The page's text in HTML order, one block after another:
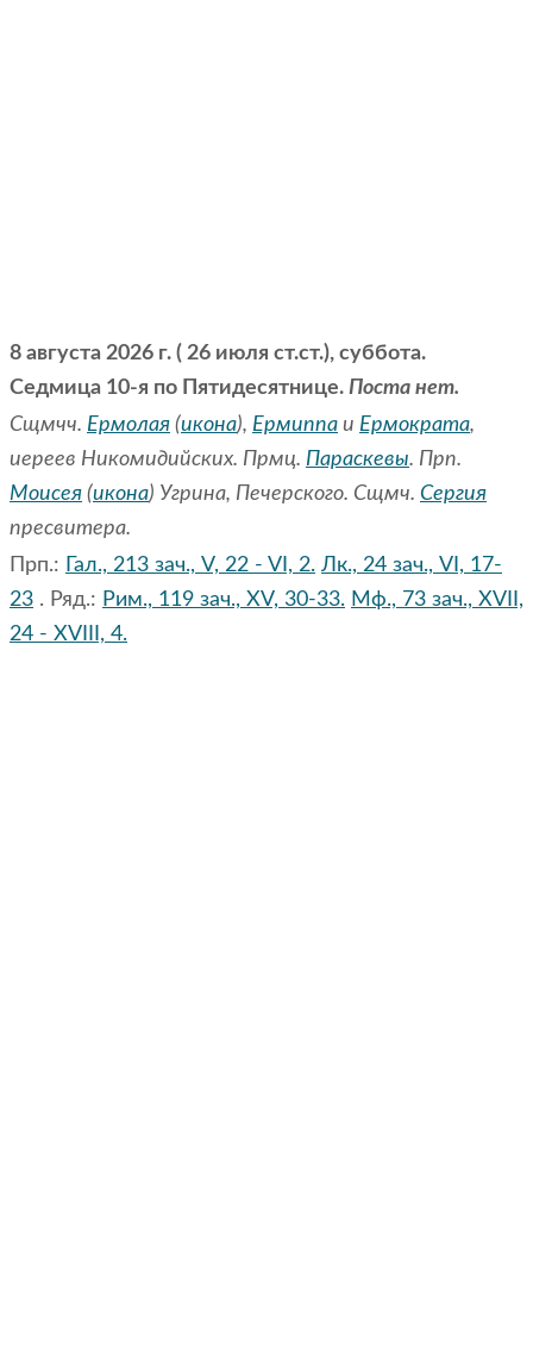
8 августа 2026 г. ( 26 июля ст.ст.), суббота.
Седмица 10-я по Пятидесятнице. Поста нет.
Сщмчч. Ермолая (икона), Ермиппа и Ермократа,
иереев Никомидийских. Прмц. Параскевы. Прп.
Моисея (икона) Угрина, Печерского. Сщмч. Сергия
пресвитера.
Прп.: Гал., 213 зач., V, 22 - VI, 2. Лк., 24 зач., VI, 17-
23 . Ряд.: Рим., 119 зач., XV, 30-33. Мф., 73 зач., XVII,
24 - XVIII, 4.